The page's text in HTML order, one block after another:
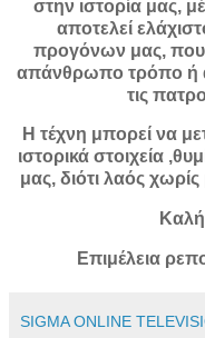
στην ιστορία μας,
αποτελεί
προγόνων μας, που
απάνθρωπο τρόπο ή
τις
Η τέχνη μπορεί να
ιστορικά στοιχεία
μας, διότι λαός
Επιμέλεια
SIGMA ONLINE